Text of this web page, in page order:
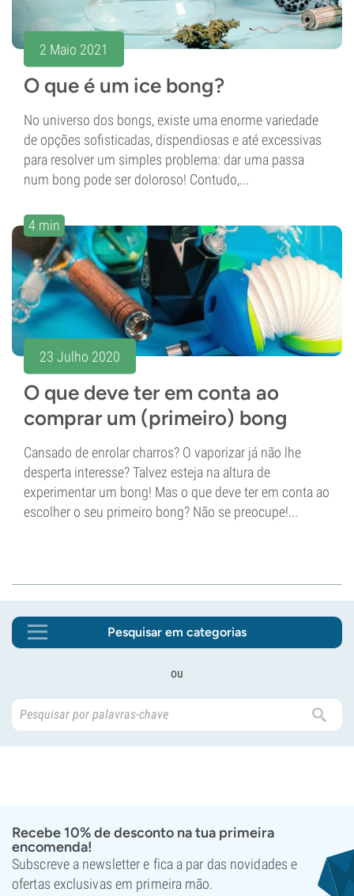
2 Maio 2021
O que é um ice bong?
No universo dos bongs, existe uma enorme variedade
de opções sofisticadas, dispendiosas e até excessivas
para resolver um simples problema: dar uma passa
num bong pode ser doloroso! Contudo,...
4 min
23 Julho 2020
O que deve ter em conta ao
comprar um (primeiro) bong
Cansado de enrolar charros? O vaporizar já não lhe
desperta interesse? Talvez esteja na altura de
experimentar um bong! Mas o que deve ter em conta ao
escolher o seu primeiro bong? Não se preocupe!...
Pesquisar em categorias
ou
Recebe 10% de desconto na tua primeira
encomenda!
Subscreve a newsletter e fica a par das novidades e
ofertas exclusivas em primeira mão.